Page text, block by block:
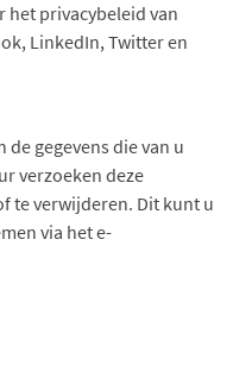
privacybeleid van
LinkedIn, Twitter en
de gegevens die van u
verzoeken deze
te verwijderen. Dit kunt u
via het e-